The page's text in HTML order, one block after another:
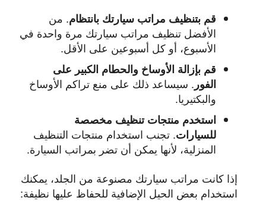
قم بتنظيف مراتب سيارتك بانتظام. من
الأفضل تنظيف مراتب سيارتك مرة واحدة في
الأسبوع، أو كل أسبوعين على الأقل.
قم بإزالة الأوساخ والحطام الكبير على
الفور . سيساعد ذلك على منع تراكم الأوساخ
والبكتيريا.
استخدم منتجات تنظيف مخصصة
للسيارات. تجنب استخدام منتجات التنظيف
المنزلية، لأنها يمكن أن تضر بمراتب السيارة.
إذا كانت مراتب سيارتك مصنوعة من الجلد، يمكنك
استخدام بعض الحيل الإضافية للحفاظ عليها نظيفة: